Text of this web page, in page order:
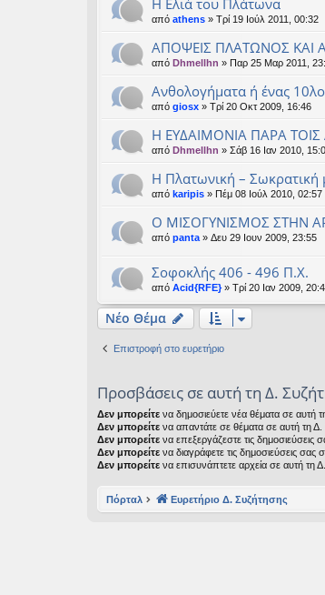
Η Ελιά του Πλάτωνα
από athens » Τρί 19 Ιούλ 2011, 00:32
ΑΠΟΨΕΙΣ ΠΛΑΤΩΝΟΣ ΚΑΙ
από Dhmellhn » Παρ 25 Μαρ 2011,
Ανθολογήματα ή ένας
από giosx » Τρί 20 Οκτ 2009, 16:46
Η ΕΥΔΑΙΜΟΝΙΑ ΠΑΡΑ ΤΟΙΣ
από Dhmellhn » Σάβ 16 Ιαν 2010,
Η Πλατωνική – Σωκρατική
από karipis » Πέμ 08 Ιούλ 2010, 02:57
Ο ΜΙΣΟΓΥΝΙΣΜΟΣ ΣΤΗΝ
από panta» Δευ 29 Ιουν 2009, 23:55
Σοφοκλής 406 - 496 Π.Χ.
από Acid{RFE}» Τρί 20 Ιαν 2009,
Νέο Θέμα
Επιστροφή στο ευρετήριο
Προσβάσεις σε αυτή τη Δ.
Δεν μπορείτε να δημοσιεύετε νέα θέματα σε αυτή
Δεν μπορείτε να απαντάτε σε θέματα σε αυτή τη
Δεν μπορείτε να επεξεργάζεστε τις δημοσιεύσεις
Δεν μπορείτε να διαγράφετε τις δημοσιεύσεις σας
Δεν μπορείτε να επισυνάπτετε αρχεία σε αυτή τη
Πόρταλ Ευρετήριο Δ. Συζήτησης